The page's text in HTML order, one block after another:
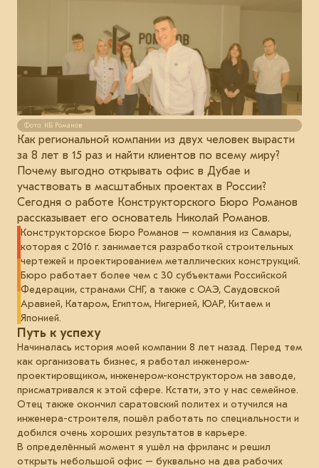
Фото: КБ Романов
Как региональной компании из двух человек вырасти
за 8 лет в 15 раз и найти клиентов по всему миру?
Почему выгодно открывать офис в Дубае и
участвовать в масштабных проектах в России?
Сегодня о работе Конструкторского Бюро Романов
рассказывает его основатель Николай Романов.
Конструкторское Бюро Романов – компания из Самары,
которая с 2016 г. занимается разработкой строительных
чертежей и проектированием металлических конструкций.
Бюро работает более чем с 30 субъектами Российской
Федерации, странами СНГ, а также с ОАЭ, Саудовской
Аравией, Катаром, Египтом, Нигерией, ЮАР, Китаем и
Японией.
Путь к успеху
Начиналась история моей компании 8 лет назад. Перед тем
как организовать бизнес, я работал инженером-
проектировщиком, инженером-конструктором на заводе,
присматривался к этой сфере. Кстати, это у нас семейное.
Отец также окончил саратовский политех и отучился на
инженера-строителя, пошёл работать по специальности и
добился очень хороших результатов в карьере.
В определённый момент я ушёл на фриланс и решил
открыть небольшой офис – буквально на два рабочих